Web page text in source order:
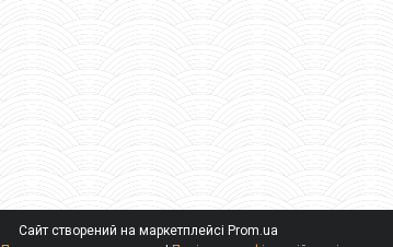
Сайт створений на маркетплейсі Prom.ua